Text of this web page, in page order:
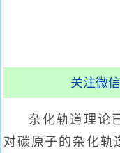
关注微
杂化轨道理论
对碳原子的杂化轨